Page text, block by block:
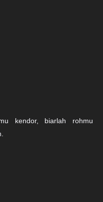
kendor, biarlah rohmu